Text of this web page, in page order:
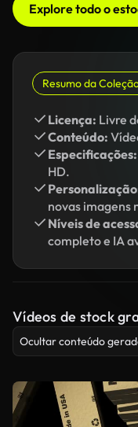
Explore todo o
Resumo da
Licença: Livre
Conteúdo:
Especificações:
HD.
novas imagens
Níveis de
completo e IA
Vídeos de stock
Ocultar conteúdo